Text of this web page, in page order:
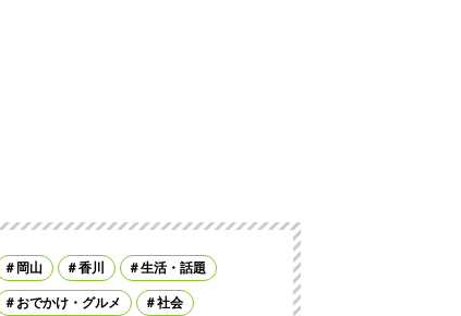
岡山 香川 生活・話題
おでかけ・グルメ 社会